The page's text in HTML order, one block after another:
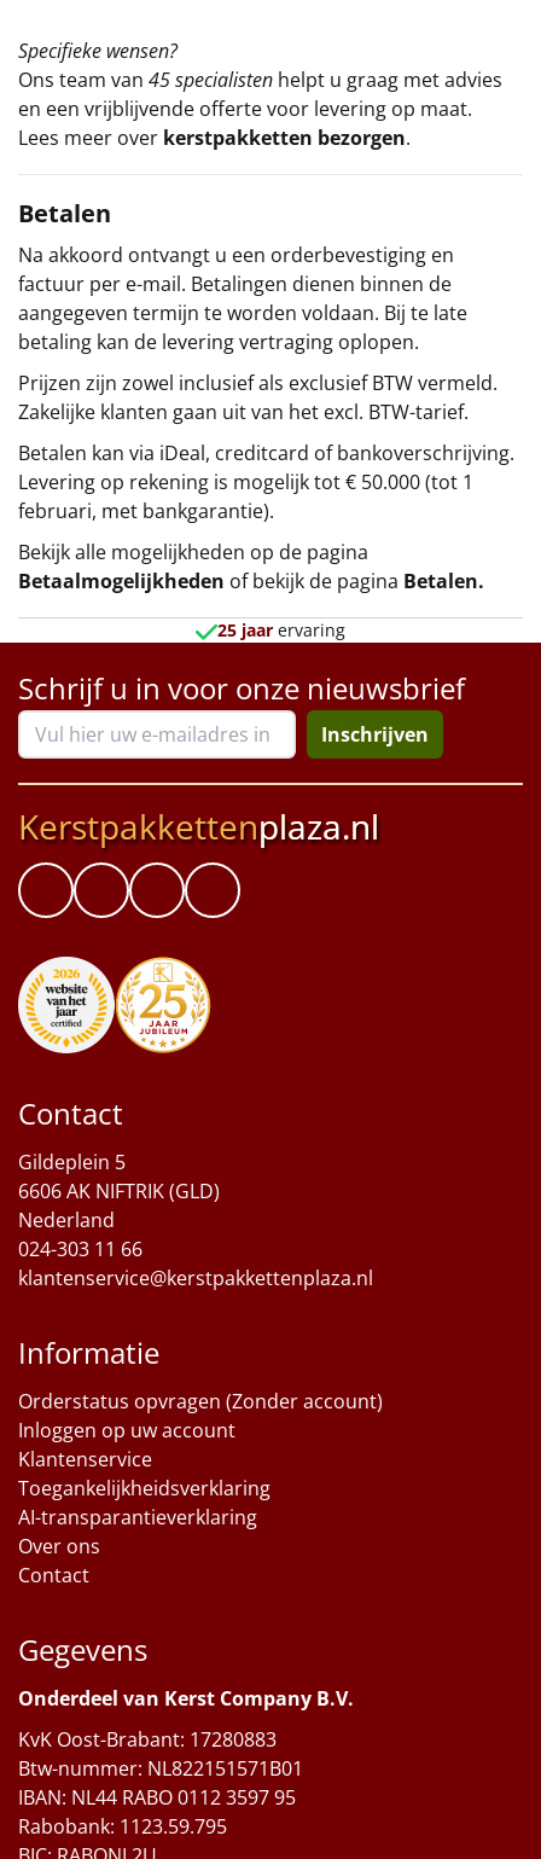
Specifieke wensen?
Ons team van 45 specialisten helpt u graag met advies
en een vrijblijvende offerte voor levering op maat.
Lees meer over kerstpakketten bezorgen.
Betalen
Na akkoord ontvangt u een orderbevestiging en
factuur per e-mail. Betalingen dienen binnen de
aangegeven termijn te worden voldaan. Bij te late
betaling kan de levering vertraging oplopen.
Prijzen zijn zowel inclusief als exclusief BTW vermeld.
Zakelijke klanten gaan uit van het excl. BTW-tarief.
Betalen kan via iDeal, creditcard of bankoverschrijving.
Levering op rekening is mogelijk tot € 50.000 (tot 1
februari, met bankgarantie).
Bekijk alle mogelijkheden op de pagina
Betaalmogelijkheden of bekijk de pagina Betalen.
25 jaar ervaring
Schrijf u in voor onze nieuwsbrief
Inschrijven
Kerstpakkettenplaza.nl
Contact
Gildeplein 5
6606 AK NIFTRIK (GLD)
Nederland
024-303 11 66
klantenservice@kerstpakkettenplaza.nl
Informatie
Orderstatus opvragen (Zonder account)
Inloggen op uw account
Klantenservice
Toegankelijkheidsverklaring
AI-transparantieverklaring
Over ons
Contact
Gegevens
Onderdeel van Kerst Company B.V.
KvK Oost-Brabant: 17280883
Btw-nummer: NL822151571B01
IBAN: NL44 RABO 0112 3597 95
Rabobank: 1123.59.795